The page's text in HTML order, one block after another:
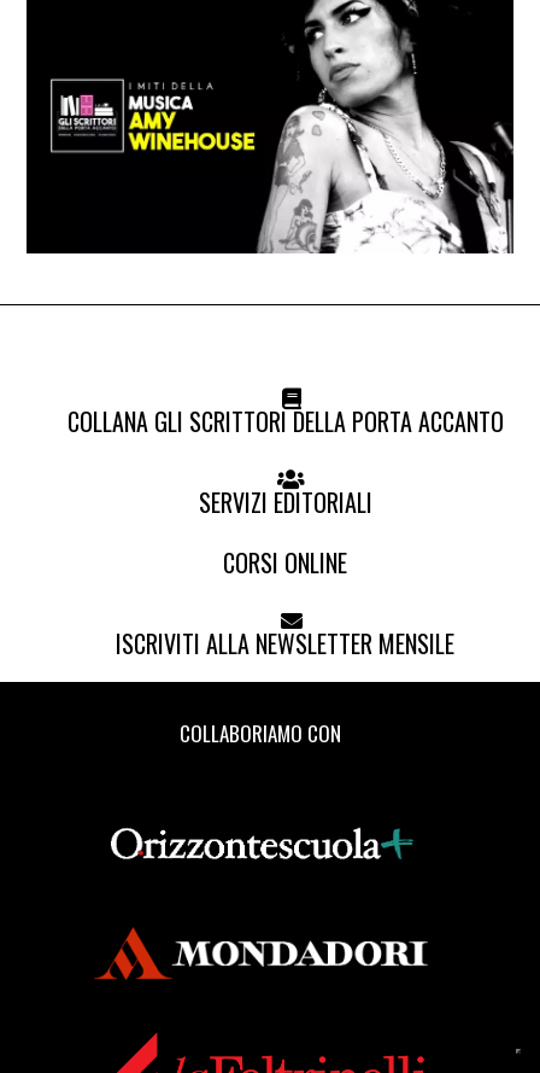
COLLANA GLI SCRITTORI DELLA PORTA ACCANTO
SERVIZI EDITORIALI
CORSI ONLINE
ISCRIVITI ALLA NEWSLETTER MENSILE
COLLABORIAMO CON